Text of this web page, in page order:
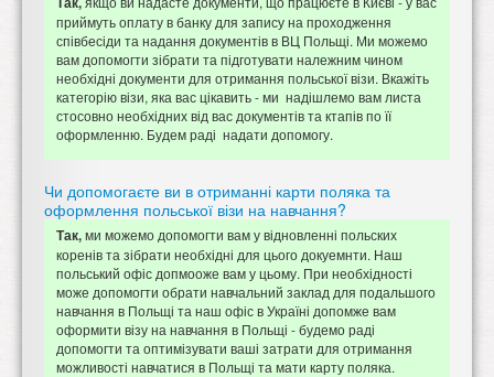
приймуть оплату в банку для запису на проходження
співбесіди та надання документів в ВЦ Польщі. Ми можемо
вам допомогти зібрати та підготувати належним чином
необхідні документи для отримання польської візи. Вкажіть
категорію візи, яка вас цікавить - ми надішлемо вам листа
стосовно необхідних від вас документів та ктапів по її
оформленню. Будем раді надати допомогу.
Чи допомогаєте ви в отриманні карти поляка та
оформлення польської візи на навчання?
Так,ми можемо допомогти вам у відновленні польских
коренів та зібрати необхідні для цього докуемнти. Наш
польський офіс допмооже вам у цьому. При необхідності
може допомогти обрати навчальний заклад для подальшого
навчання в Польщі та наш офіс в Україні допомже вам
оформити візу на навчання в Польщі - будемо раді
допомогти та оптимізувати ваші затрати для отримання
можливості навчатися в Польщі та мати карту поляка.